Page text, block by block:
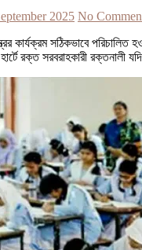
2025 No
কার্যক্রম সঠিকভাবে পরিচালিত
রক্ত সরবরাহকারী রক্তনালী